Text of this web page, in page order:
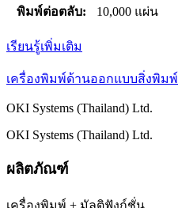
พิมพ์ต่อตลับ:
10,000 แผ่น
เรียนรู้เพิ่มเติม
เครื่องพิมพ์ด้านออกแบบสิ่งพิมพ์
OKI Systems (Thailand) Ltd.
OKI Systems (Thailand) Ltd.
ผลิตภัณฑ์
เครื่องพิมพ์ + มัลติฟังก์ชั่น